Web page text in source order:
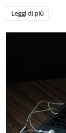
Leggi di più